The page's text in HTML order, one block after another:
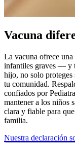
Vacuna
La vacuna ofrece
infantiles graves — y
hijo, no solo proteges
tu comunidad.
confiados por
mantener a los niños
clara y fiable para
familia.
Nuestra declaración